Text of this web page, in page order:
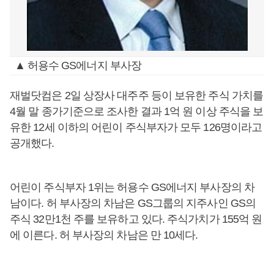
▲ 허용수 GS에너지 부사장
재벌닷컴은 2일 상장사 대주주 등이 보유한 주식 가치를
4월 말 종가기준으로 조사한 결과 1억 원 이상 주식을 보
유한 12세 이하의 어린이 주식부자가 모두 126명이라고
공개했다.
어린이 주식부자 1위는 허용수 GS에너지 부사장의 차
남이다. 허 부사장의 차남은 GS그룹의 지주사인 GS의
주식 32만1천 주를 보유하고 있다. 주식가치가 155억 원
에 이른다. 허 부사장의 차남은 만 10세다.